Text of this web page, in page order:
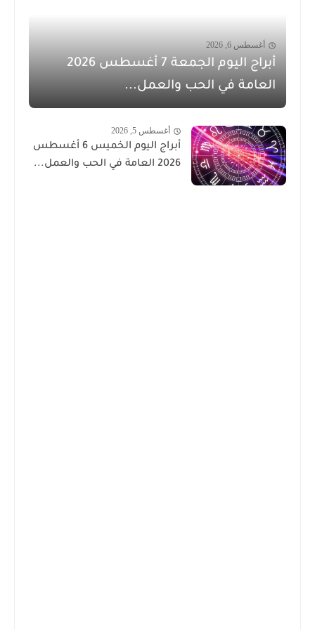
أغسطس 6, 2026
أبراج اليوم الجمعة 7 أغسطس 2026
العامة في الحب والعمل...
أغسطس 5, 2026
أبراج اليوم الخميس 6 أغسطس
2026 العامة في الحب والعمل...